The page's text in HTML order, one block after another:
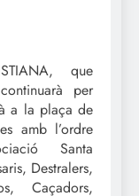
que
per
a la plaça de
amb l’ordre
Santa
Destralers,
Caçadors,